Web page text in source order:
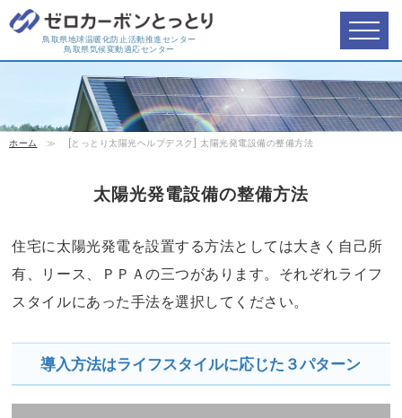
鳥取県地球温暖化防止活動推進センター
鳥取県気候変動適応センター
ホーム ≫ [とっとり太陽光ヘルプデスク] 太陽光発電設備の整備方法
太陽光発電設備の整備方法
住宅に太陽光発電を設置する方法としては大きく自己所
有、リース、ＰＰＡの三つがあります。それぞれライフ
スタイルにあった手法を選択してください。
導入方法はライフスタイルに応じた３パターン